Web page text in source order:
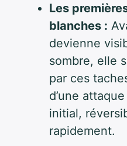
Les
blanches :
devienne
sombre, elle
par ces
d’une
initial,
rapidement.